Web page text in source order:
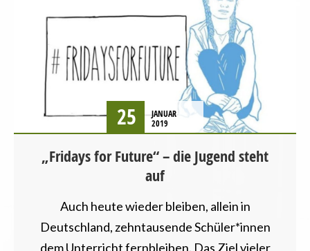
VERANSTALTUNGEN
25
JANUAR
2019
„Fridays for Future“ – die Jugend steht
auf
Auch heute wieder bleiben, allein in
Deutschland, zehntausende Schüler*innen
dem Unterricht fernbleiben. Das Ziel vieler